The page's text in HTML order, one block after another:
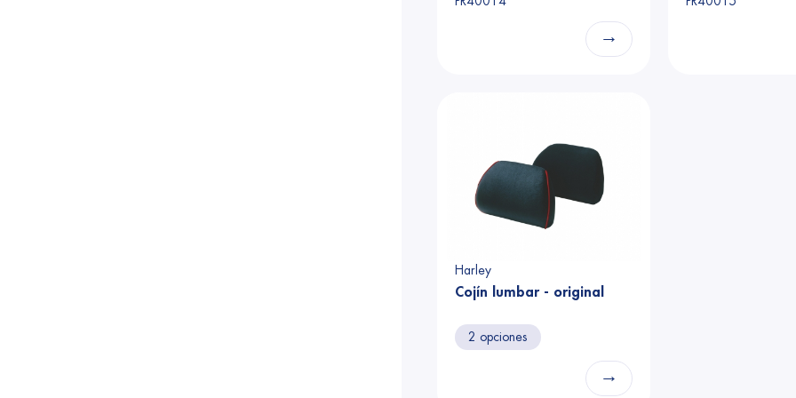
→
Harley
Cojín lumbar - original
2 opciones
→